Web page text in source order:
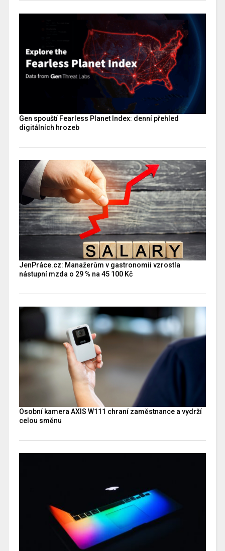
Gen spouští Fearless Planet Index: denní přehled
digitálních hrozeb
JenPráce.cz: Manažerům v gastronomii vzrostla
nástupní mzda o 29 % na 45 100 Kč
Osobní kamera AXIS W111 chraní zaměstnance a vydrží
celou směnu